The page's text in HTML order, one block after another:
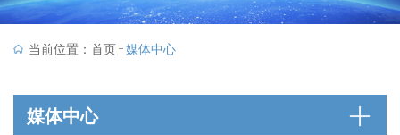
当前位置： 首页 媒体中心
媒体中心